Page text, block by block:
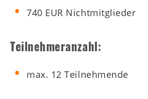
740 EUR Nichtmitglieder
Teilnehmeranzahl:
max. 12 Teilnehmende